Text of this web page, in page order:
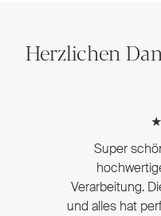
Herzlichen
Super
Verarbeitung.
und alles hat